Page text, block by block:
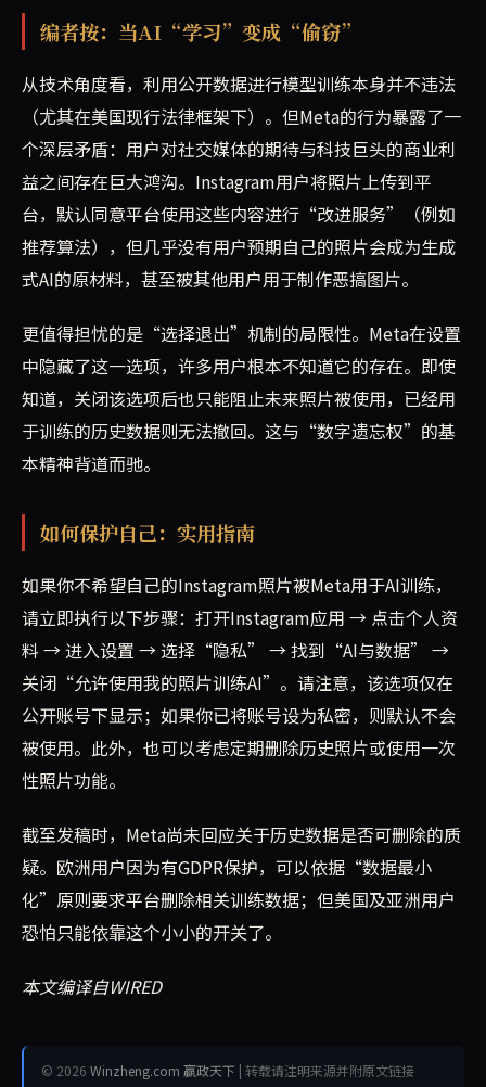
编者按：当AI“学习”变成“偷窃”
从技术角度看，利用公开数据进行模型训练本身并不违法
（尤其在美国现行法律框架下）。但Meta的行为暴露了一
个深层矛盾：用户对社交媒体的期待与科技巨头的商业利
益之间存在巨大鸿沟。Instagram用户将照片上传到平
台，默认同意平台使用这些内容进行“改进服务”（例如
推荐算法），但几乎没有用户预期自己的照片会成为生成
式AI的原材料，甚至被其他用户用于制作恶搞图片。
更值得担忧的是“选择退出”机制的局限性。Meta在设置
中隐藏了这一选项，许多用户根本不知道它的存在。即使
知道，关闭该选项后也只能阻止未来照片被使用，已经用
于训练的历史数据则无法撤回。这与“数字遗忘权”的基
本精神背道而驰。
如何保护自己：实用指南
如果你不希望自己的Instagram照片被Meta用于AI训练，
请立即执行以下步骤：打开Instagram应用 → 点击个人资
料 → 进入设置 → 选择“隐私” → 找到“AI与数据” →
关闭“允许使用我的照片训练AI”。请注意，该选项仅在
公开账号下显示；如果你已将账号设为私密，则默认不会
被使用。此外，也可以考虑定期删除历史照片或使用一次
性照片功能。
截至发稿时，Meta尚未回应关于历史数据是否可删除的质
疑。欧洲用户因为有GDPR保护，可以依据“数据最小
化”原则要求平台删除相关训练数据；但美国及亚洲用户
恐怕只能依靠这个小小的开关了。
本文编译自WIRED
© 2026 Winzheng.com 赢政天下 | 转载请注明来源并附原文链接